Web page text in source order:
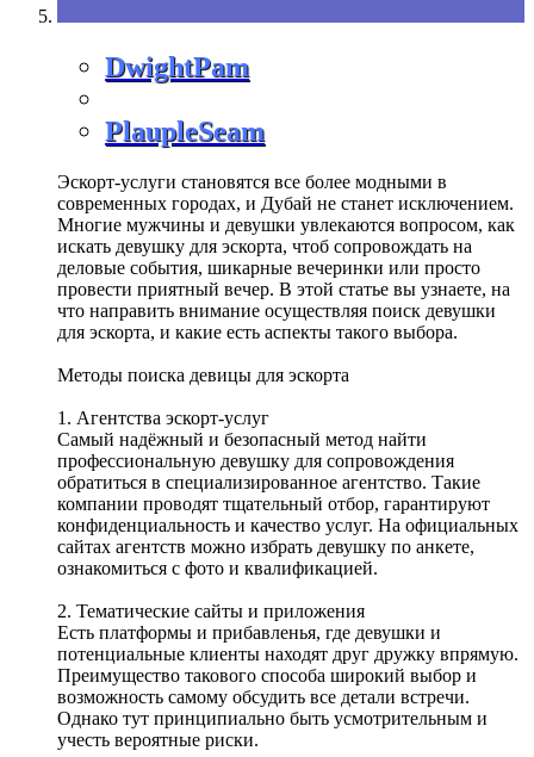
DwightPam
PlaupleSeam
Эскорт-услуги становятся все более модными в
современных городах, и Дубай не станет исключением.
Многие мужчины и девушки увлекаются вопросом, как
искать девушку для эскорта, чтоб сопровождать на
деловые события, шикарные вечеринки или просто
провести приятный вечер. В этой статье вы узнаете, на
что направить внимание осуществляя поиск девушки
для эскорта, и какие есть аспекты такого выбора.
Методы поиска девицы для эскорта
1. Агентства эскорт-услуг
Самый надёжный и безопасный метод найти
профессиональную девушку для сопровождения
обратиться в специализированное агентство. Такие
компании проводят тщательный отбор, гарантируют
конфиденциальность и качество услуг. На официальных
сайтах агентств можно избрать девушку по анкете,
ознакомиться с фото и квалификацией.
2. Тематические сайты и приложения
Есть платформы и прибавленья, где девушки и
потенциальные клиенты находят друг дружку впрямую.
Преимущество такового способа широкий выбор и
возможность самому обсудить все детали встречи.
Однако тут принципиально быть усмотрительным и
учесть вероятные риски.